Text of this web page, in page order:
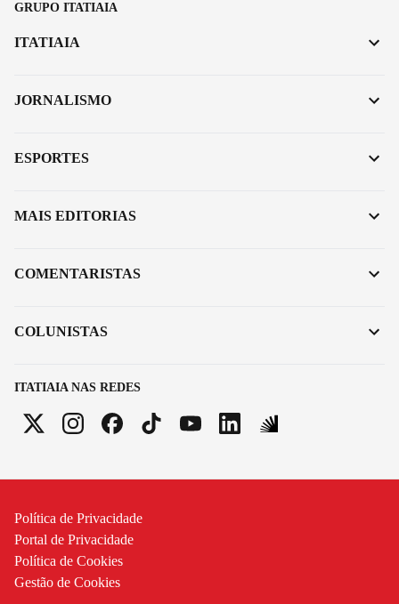
GRUPO ITATIAIA
ITATIAIA NAS REDES
ITATIAIA
JORNALISMO
ESPORTES
MAIS EDITORIAS
COMENTARISTAS
COLUNISTAS
Política de Privacidade
Portal de Privacidade
Política de Cookies
Gestão de Cookies